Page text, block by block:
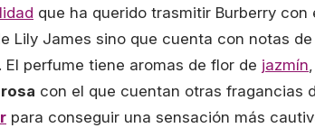
que ha querido trasmitir Burberry
Lily James sino que cuenta con notas
. El perfume tiene aromas de flor de jazmín
con el que cuentan otras fragancias
para conseguir una sensación más